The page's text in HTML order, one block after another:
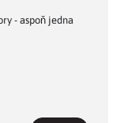
- aspoň jedna